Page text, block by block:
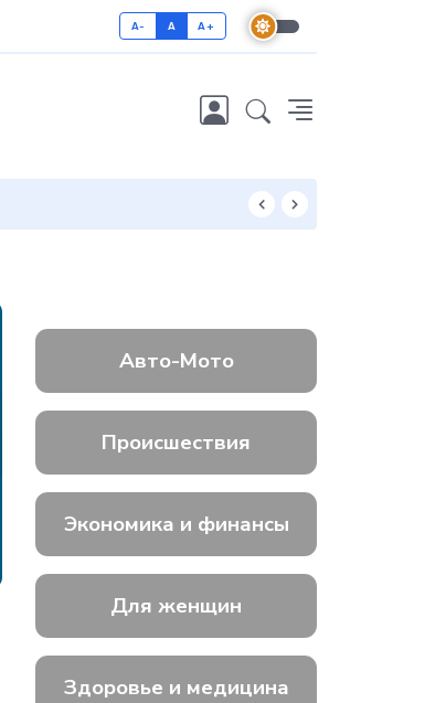
A- A A+
Авто-Мото
Происшествия
Экономика и финансы
Для женщин
Здоровье и медицина